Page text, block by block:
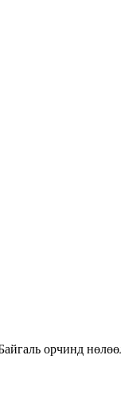
орчинд